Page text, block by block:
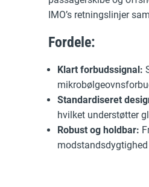
IMO’s retningslinjer
Fordele:
Klart forbudssignal:
Standardiseret
hvilket understøtter
Robust og holdbar: